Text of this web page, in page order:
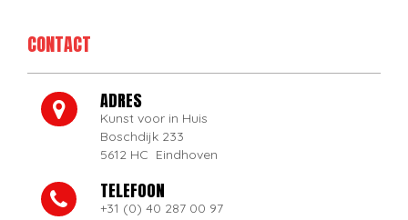
CONTACT
ADRES
Kunst voor in Huis
Boschdijk 233
5612 HC Eindhoven
TELEFOON
+31 (0) 40 287 00 97